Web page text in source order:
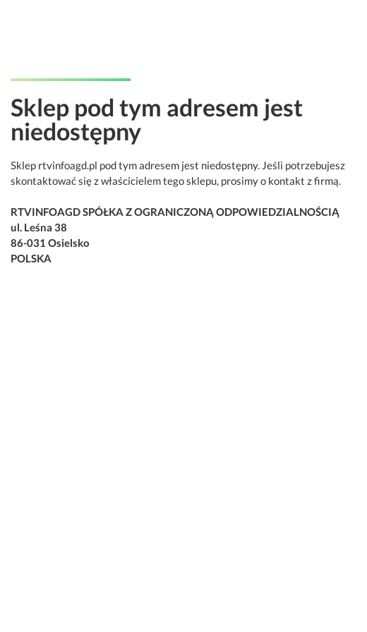
Sklep pod tym adresem jest
niedostępny
Sklep rtvinfoagd.pl pod tym adresem jest niedostępny. Jeśli potrzebujesz
skontaktować się z właścicielem tego sklepu, prosimy o kontakt z firmą.
RTVINFOAGD SPÓŁKA Z OGRANICZONĄ ODPOWIEDZIALNOŚCIĄ
ul. Leśna 38
86-031 Osielsko
POLSKA